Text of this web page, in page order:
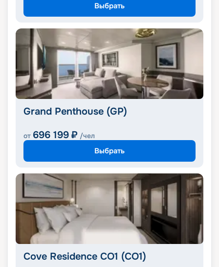
Выбрать
Grand Penthouse (GP)
от 696 199 ₽ /чел
Выбрать
Cove Residence CO1 (CO1)